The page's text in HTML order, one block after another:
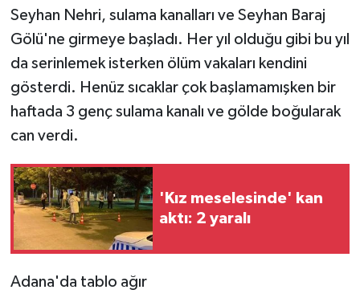
Seyhan Nehri, sulama kanalları ve Seyhan Baraj
Gölü'ne girmeye başladı. Her yıl olduğu gibi bu yıl
da serinlemek isterken ölüm vakaları kendini
gösterdi. Henüz sıcaklar çok başlamamışken bir
haftada 3 genç sulama kanalı ve gölde boğularak
can verdi.
'Kız meselesinde' kan
aktı: 2 yaralı
Adana'da tablo ağır